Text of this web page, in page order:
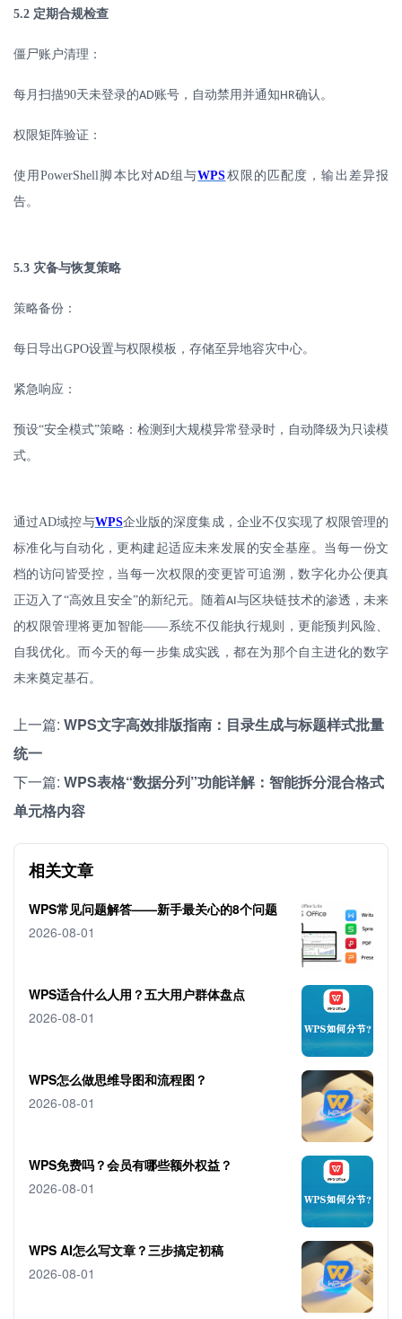
5.2 定期合规检查
僵尸账户清理：
每月扫描90天未登录的AD账号，自动禁用并通知HR确认。
权限矩阵验证：
使用PowerShell 脚本比对AD组与WPS权限的匹配度，输出差异报
告。
5.3 灾备与恢复策略
策略备份：
每日导出GPO设置与权限模板，存储至异地容灾中心。
紧急响应：
预设“安全模式”策略：检测到大规模异常登录时，自动降级为只读模
式。
通过AD域控与WPS企业版的深度集成，企业不仅实现了权限管理的
标准化与自动化，更构建起适应未来发展的安全基座。当每一份文
档的访问皆受控，当每一次权限的变更皆可追溯，数字化办公便真
正迈入了“高效且安全”的新纪元。随着AI与区块链技术的渗透，未来
的权限管理将更加智能——系统不仅能执行规则，更能预判风险、
自我优化。而今天的每一步集成实践，都在为那个自主进化的数字
未来奠定基石。
上一篇: WPS文字高效排版指南：目录生成与标题样式批量
统一
下一篇: WPS表格“数据分列”功能详解：智能拆分混合格式
单元格内容
相关文章
WPS常见问题解答——新手最关心的8个问题
2026-08-01
WPS适合什么人用？五大用户群体盘点
2026-08-01
WPS怎么做思维导图和流程图？
2026-08-01
WPS免费吗？会员有哪些额外权益？
2026-08-01
WPS AI怎么写文章？三步搞定初稿
2026-08-01